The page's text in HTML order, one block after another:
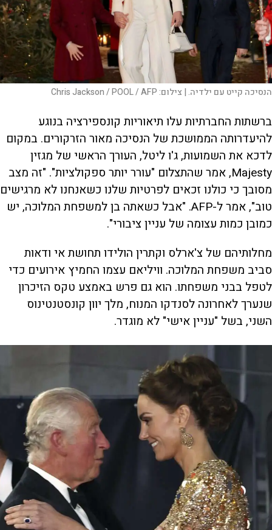
הנסיכה קייט עם ילדיה. | צילום:Chris Jackson / POOL / AFP
ברשתות החברתיות עלו תיאוריות קונספירציה בנוגע
להיעדרותה הממושכת של הנסיכה מאור הזרקורים. במקום
לדכא את השמועות, ג'ו ליטל, העורך הראשי של מגזין
Majesty, אמר שהתצלום "עורר יותר ספקולציות". "זה מצב
מסובך כי כולנו זכאים לפרטיות שלנו כשאנחנו לא מרגישים
טוב", אמר ל-AFP. "אבל כשאתה בן למשפחת המלוכה, יש
כמובן כמות עצומה של עניין ציבורי".
מחלותיהם של צ'ארלס וקתרין הולידו תחושת אי ודאות
סביב משפחת המלוכה. וויליאם עצמו החמיץ אירועים כדי
לטפל בבני משפחתו. הוא גם פרש באמצע טקס הזיכרון
שנערך לאחרונה לסנדקו המנוח, מלך יוון קונסטנטינוס
השני, בשל "עניין אישי" לא מוגדר.